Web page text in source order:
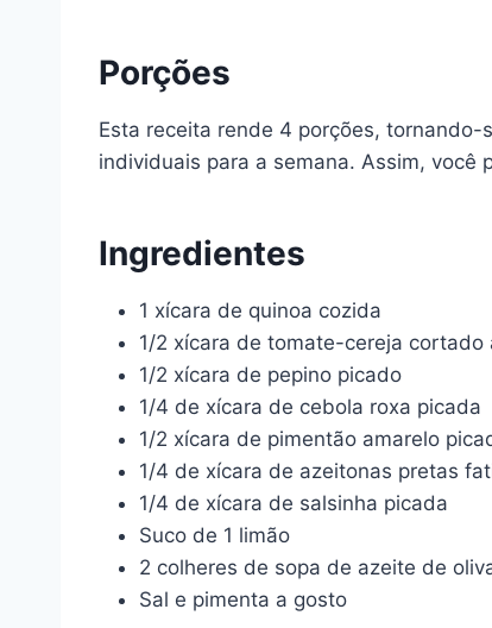
Porções
Esta receita rende 4 porções, tornando-
individuais para a semana. Assim, você
Ingredientes
1 xícara de quinoa cozida
1/2 xícara de tomate-cereja cortado
1/2 xícara de pepino picado
1/4 de xícara de cebola roxa picada
1/2 xícara de pimentão amarelo
1/4 de xícara de azeitonas pretas
1/4 de xícara de salsinha picada
Suco de 1 limão
2 colheres de sopa de azeite de
Sal e pimenta a gosto